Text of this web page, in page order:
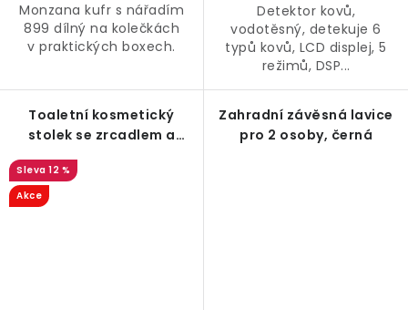
Monzana kufr s nářadím
899 dílný na kolečkách
v praktických boxech.
Detektor kovů,
vodotěsný, detekuje 6
typů kovů, LCD displej, 5
režimů, DSP...
Toaletní kosmetický
stolek se zrcadlem a
12 %
Akce
Zahradní závěsná lavice
pro 2 osoby, černá